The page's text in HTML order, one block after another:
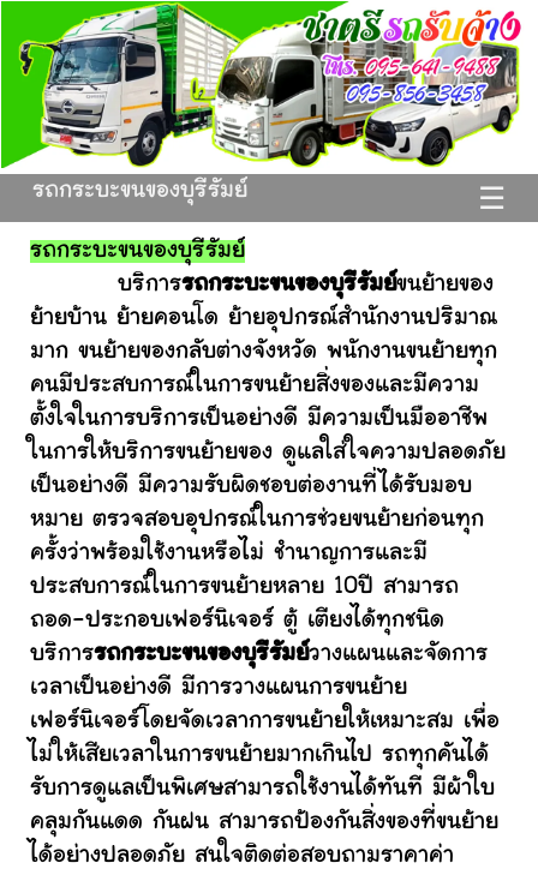
☰
รถกระบะขนของบุรีรัมย์
รถกระบะขนของบุรีรัมย์
บริการรถกระบะขนของบุรีรัมย์ขนย้ายของ
ย้ายบ้าน ย้ายคอนโด ย้ายอุปกรณ์สำนักงานปริมาณ
มาก ขนย้ายของกลับต่างจังหวัด พนักงานขนย้ายทุก
คนมีประสบการณ์ในการขนย้ายสิ่งของและมีความ
ตั้งใจในการบริการเป็นอย่างดี มีความเป็นมืออาชีพ
ในการให้บริการขนย้ายของ ดูแลใส่ใจความปลอดภัย
เป็นอย่างดี มีความรับผิดชอบต่องานที่ได้รับมอบ
หมาย ตรวจสอบอุปกรณ์ในการช่วยขนย้ายก่อนทุก
ครั้งว่าพร้อมใช้งานหรือไม่ ชำนาญการและมี
ประสบการณ์ในการขนย้ายหลาย 10ปี สามารถ
ถอด-ประกอบเฟอร์นิเจอร์ ตู้ เตียงได้ทุกชนิด
บริการรถกระบะขนของบุรีรัมย์วางแผนและจัดการ
เวลาเป็นอย่างดี มีการวางแผนการขนย้าย
เฟอร์นิเจอร์โดยจัดเวลาการขนย้ายให้เหมาะสม เพื่อ
ไม่ให้เสียเวลาในการขนย้ายมากเกินไป รถทุกคันได้
รับการดูแลเป็นพิเศษสามารถใช้งานได้ทันที มีผ้าใบ
คลุมกันแดด กันฝน สามารถป้องกันสิ่งของที่ขนย้าย
ได้อย่างปลอดภัย สนใจติดต่อสอบถามราคาค่า